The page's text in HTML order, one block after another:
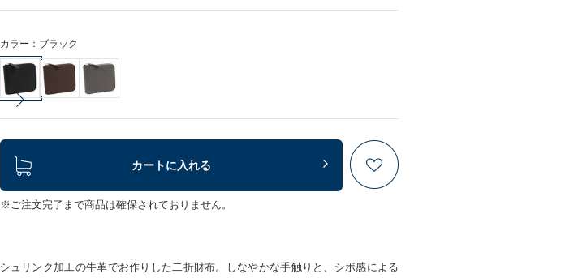
カラー：ブラック
カートに入れる
※ご注文完了まで商品は確保されておりません。
シュリンク加工の牛革でお作りした二折財布。しなやかな手触りと、シボ感による